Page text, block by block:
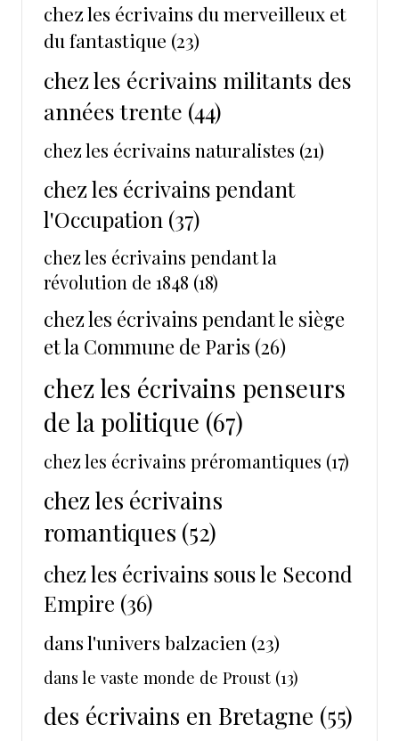
chez les écrivains du merveilleux et
du fantastique (23)
chez les écrivains militants des
années trente (44)
chez les écrivains naturalistes (21)
chez les écrivains pendant
l'Occupation (37)
chez les écrivains pendant la
révolution de 1848 (18)
chez les écrivains pendant le siège
et la Commune de Paris (26)
chez les écrivains penseurs
de la politique (67)
chez les écrivains préromantiques (17)
chez les écrivains
romantiques (52)
chez les écrivains sous le Second
Empire (36)
dans l'univers balzacien (23)
dans le vaste monde de Proust (13)
des écrivains en Bretagne (55)